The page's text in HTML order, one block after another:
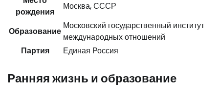
рождения
Москва, СССР
Образование
Московский государственный институт
международных отношений
Партия
Единая Россия
Ранняя жизнь и образование